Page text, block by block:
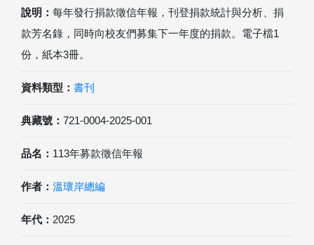
說明： 每年發行捐款徵信年報，刊登捐款統計與分析、捐
款芳名錄，同時向校友們募集下一年度的捐款。電子檔1
份，紙本3冊。
資料類型： 書刊
典藏號： 721-0004-2025-001
品名： 113年募款徵信年報
作者： 溫瓌岸總編
年代： 2025